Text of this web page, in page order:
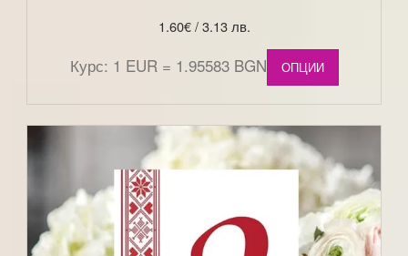
1.60€/ 3.13 лв.
Курс: 1 EUR = 1.95583 BGN ОПЦИИ